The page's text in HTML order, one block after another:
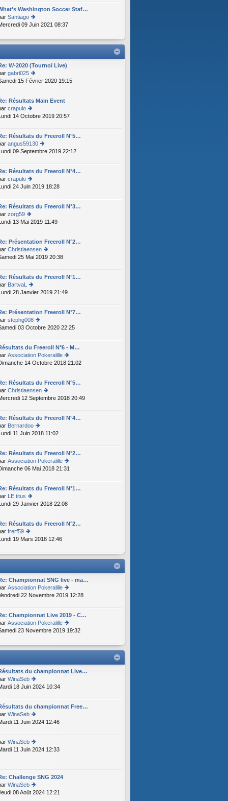
e
s
s
a
e
er
er
e
s
g
ult
er
le
er
er
m
e
s
g
Washington Soccer Staf…
Santiago
o
s
le
d
er
er
m
e
s
g
e
09 Juin 2021 08:37
W-2020 (Tournoi Live)
gabri025
o
ult
er
le
er
ni
er
e
s
s
a
15 Février 2020 19:15
Résultats Main Event
crapulo
o
ult
er
le
er
ni
er
e
s
s
a
e
14 Octobre 2019 20:57
Résultats du Freeroll N°5…
angus59130
o
ult
le
er
er
e
s
s
a
09 Septembre 2019 22:12
Résultats du Freeroll N°4…
crapulo
o
ult
er
le
er
ni
er
e
s
s
a
e
24 Juin 2019 18:28
Résultats du Freeroll N°3…
zorg59
o
ult
er
le
er
ni
er
e
s
s
a
e
13 Mai 2019 11:49
Présentation Freeroll N°2…
Christiaensen
o
ult
le
er
er
e
s
s
a
e
25 Mai 2019 20:38
Résultats du Freeroll N°1…
BartvaL
o
ult
er
le
er
ni
er
e
s
s
a
e
28 Janvier 2019 21:49
Présentation Freeroll N°7…
stephg008
o
ult
er
le
er
ni
er
e
s
s
a
e
03 Octobre 2020 22:25
du Freeroll N°6 - M…
Association Pokeralille
o
ult
le
er
e
s
s
a
e
14 Octobre 2018 21:02
Résultats du Freeroll N°5…
Christiaensen
o
ult
le
er
ni
er
e
s
a
e
12 Septembre 2018 20:49
Résultats du Freeroll N°4…
Bernardoo
o
ult
er
le
er
er
e
s
a
e
11 Juin 2018 11:02
Résultats du Freeroll N°2…
Association Pokeralille
o
ult
le
er
e
s
g
e
06 Mai 2018 21:31
Résultats du Freeroll N°1…
LE titus
o
ult
er
le
er
er
m
e
s
g
e
29 Janvier 2018 22:08
Résultats du Freeroll N°2…
frerf59
o
s
le
d
er
er
m
e
s
a
19 Mars 2018 12:46
Championnat SNG live - ma…
Association Pokeralille
o
ult
er
le
er
er
m
g
22 Novembre 2019 12:28
Championnat Live 2019 - C…
Association Pokeralille
o
s
le
er
m
23 Novembre 2019 19:32
du championnat Live…
WinaSeb
o
ult
er
le
er
ni
e
s
s
a
18 Juin 2024 10:34
du championnat Free…
WinaSeb
o
ult
er
er
ni
er
11 Juin 2024 12:46
WinaSeb
o
er
le
d
11 Juin 2024 12:33
Challenge SNG 2024
WinaSeb
o
08 Août 2024 12:21